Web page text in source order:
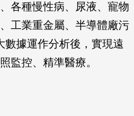
各種慢性病、尿液、寵物
工業重金屬、半導體廠污
數據運作分析後，實現遠
監控、精準醫療。